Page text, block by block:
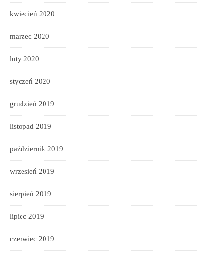
kwiecień 2020
marzec 2020
luty 2020
styczeń 2020
grudzień 2019
listopad 2019
październik 2019
wrzesień 2019
sierpień 2019
lipiec 2019
czerwiec 2019